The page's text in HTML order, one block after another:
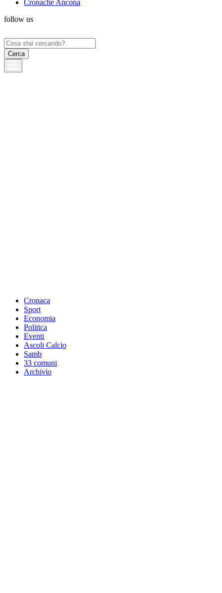
Cronache Ancona
follow us
Ricerca
per:
Cronaca
Sport
Economia
Politica
Eventi
Ascoli Calcio
Samb
33 comuni
Archivio